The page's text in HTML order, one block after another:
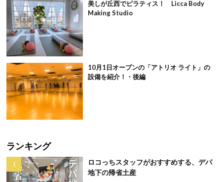
美しが丘西でピラティス！ Licca Body
Making Studio
10月1日オープンの「アトリオ ライト」の
設備を紹介！・後編
ランキング
ロコっちスタッフがおすすめする、デパ
地下の帰省土産